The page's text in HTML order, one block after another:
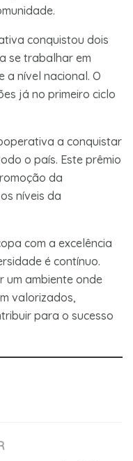
conquistou dois
se trabalhar em
a nível nacional. O
já no primeiro ciclo
a conquistar
o país. Este prêmio
da
níveis da
com a excelência
é contínuo.
um ambiente onde
valorizados,
para o sucesso